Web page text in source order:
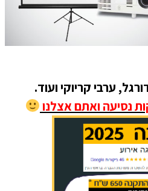
ערבי קריוקי ועוד.